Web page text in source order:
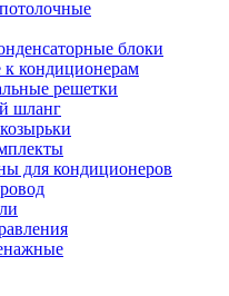
блоки
кондиционерам
решетки
шланг
для кондиционеров